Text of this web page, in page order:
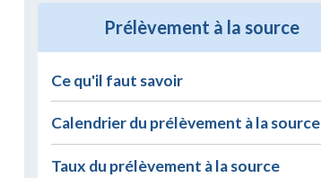
Prélèvement à la source
Ce qu'il faut savoir
Calendrier du prélèvement à la source
Taux du prélèvement à la source